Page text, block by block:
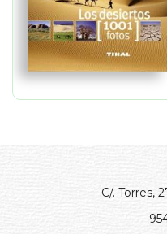
C/. Torres,